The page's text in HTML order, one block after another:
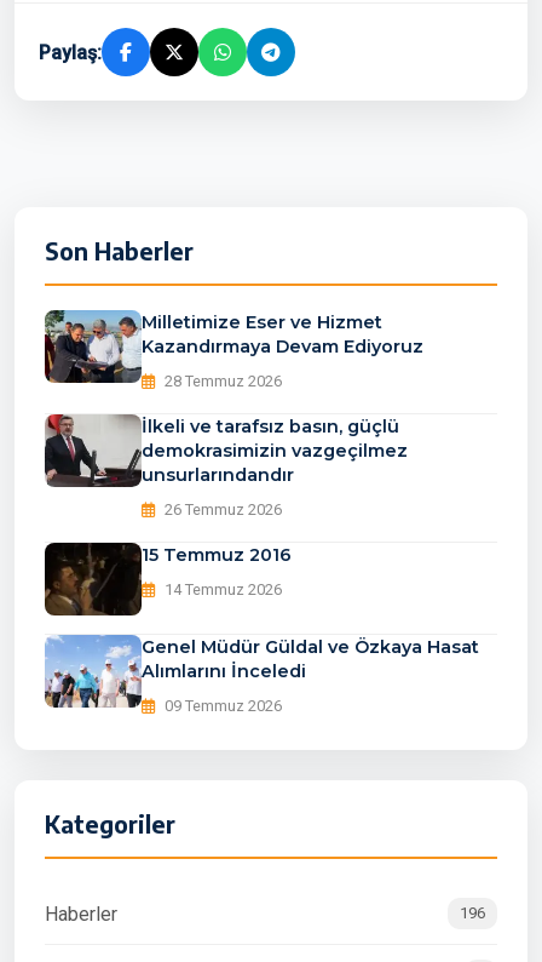
Paylaş:
Son Haberler
Milletimize Eser ve Hizmet
Kazandırmaya Devam Ediyoruz
28 Temmuz 2026
İlkeli ve tarafsız basın, güçlü
demokrasimizin vazgeçilmez
unsurlarındandır
26 Temmuz 2026
15 Temmuz 2016
14 Temmuz 2026
Genel Müdür Güldal ve Özkaya Hasat
Alımlarını İnceledi
09 Temmuz 2026
Kategoriler
Haberler 196